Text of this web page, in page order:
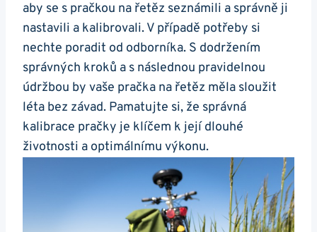
‍aby se s pračkou na řetěz seznámili a správně ji
nastavili a kalibrovali. V případě potřeby⁢ si ​
nechte poradit​ od odborníka. S dodržením
správných kroků a​ s následnou pravidelnou
údržbou by vaše pračka⁢ na řetěz měla sloužit
léta​ bez závad. ⁢Pamatujte si,⁣ že ⁤správná
‌kalibrace ‌pračky je klíčem k její dlouhé
životnosti a⁢ optimálnímu výkonu.